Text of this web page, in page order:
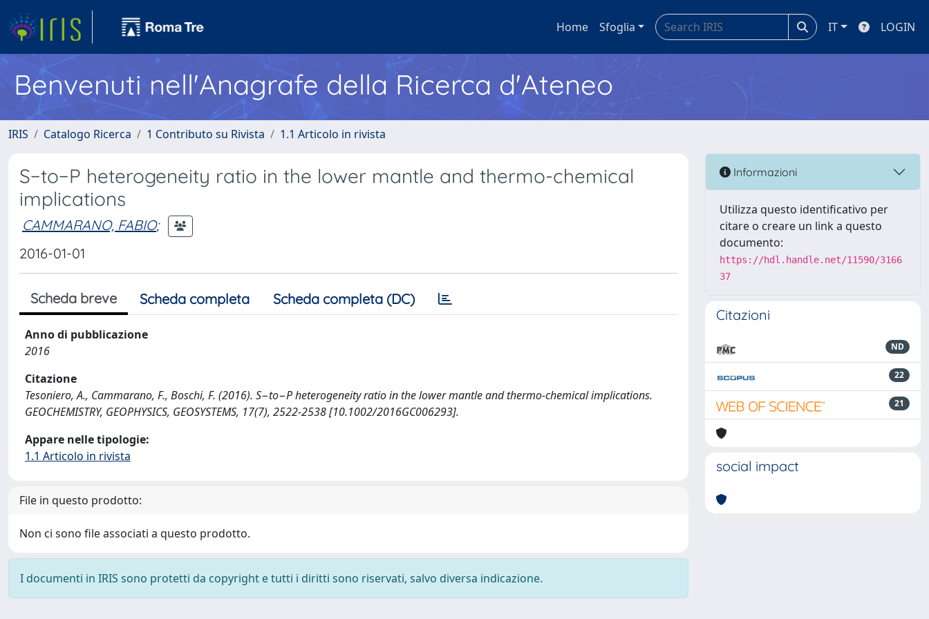
Home Sfoglia IT LOGIN
Benvenuti nell'Anagrafe della Ricerca d'Ateneo
IRIS Catalogo Ricerca 1 Contributo su Rivista 1.1 Articolo in rivista
S−to−P heterogeneity ratio in the lower mantle and thermo-chemical
implications
CAMMARANO, FABIO;
2016-01-01
Scheda breve Scheda completa Scheda completa (DC)
Anno di pubblicazione
2016
Citazione
Tesoniero, A., Cammarano, F., Boschi, F. (2016). S−to−P heterogeneity ratio in the lower mantle and thermo-chemical implications.
GEOCHEMISTRY, GEOPHYSICS, GEOSYSTEMS, 17(7), 2522-2538 [10.1002/2016GC006293].
Appare nelle tipologie:
1.1 Articolo in rivista
File in questo prodotto:
Non ci sono file associati a questo prodotto.
I documenti in IRIS sono protetti da copyright e tutti i diritti sono riservati, salvo diversa indicazione.
Informazioni
Utilizza questo identificativo per
citare o creare un link a questo
documento:
https://hdl.handle.net/11590/3166
37
Citazioni
ND
22
21
social impact